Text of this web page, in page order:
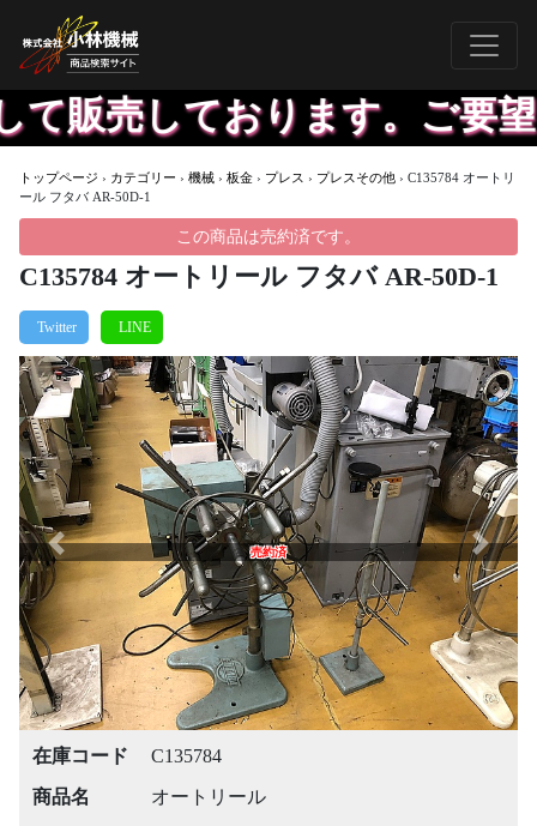
しております。ご要望に
トップページ › カテゴリー › 機械 › 板金 › プレス › プレスその他 › C135784 オートリ
ール フタバ AR-50D-1
この商品は売約済です。
C135784 オートリール フタバ AR-50D-1
売約済
Previous Next
在庫コード
C135784
商品名
オートリール